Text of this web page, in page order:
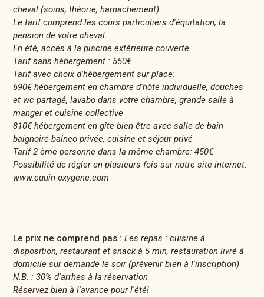
cheval (soins, théorie, harnachement)
Le tarif comprend les cours particuliers d'équitation, la
pension de votre cheval
En été, accès à la piscine extérieure couverte
Tarif sans hébergement : 550€
Tarif avec choix d'hébergement sur place:
690€ hébergement en chambre d'hôte individuelle, douches
et wc partagé, lavabo dans votre chambre, grande salle à
manger et cuisine collective
810€ hébergement en gîte bien être avec salle de bain
baignoire-balneo privée, cuisine et séjour privé
Tarif 2 ème personne dans la même chambre: 450€
Possibilité de régler en plusieurs fois sur notre site internet.
www.equin-oxygene.com
Le prix ne comprend pas : Les repas : cuisine à
disposition, restaurant et snack à 5 min, restauration livré à
domicile sur demande le soir (prévenir bien à l'inscription)
N.B. : 30% d'arrhes à la réservation
Réservez bien à l'avance pour l'été!